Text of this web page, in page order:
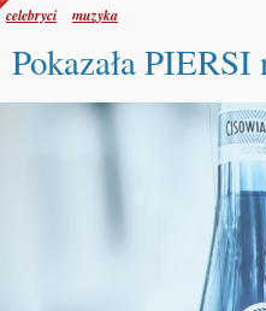
celebryci muzyka
Pokazała PIERSI